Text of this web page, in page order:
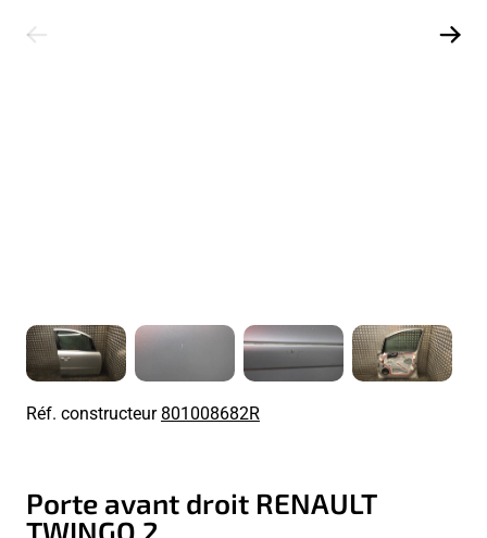
Réf. constructeur801008682R
Porte avant droit RENAULT